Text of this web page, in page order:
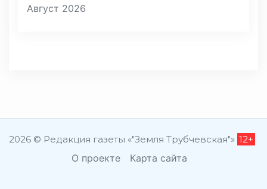
Август 2026
2026 © Редакция газеты «"Земля Трубчевская"» 12+
О проекте Карта сайта